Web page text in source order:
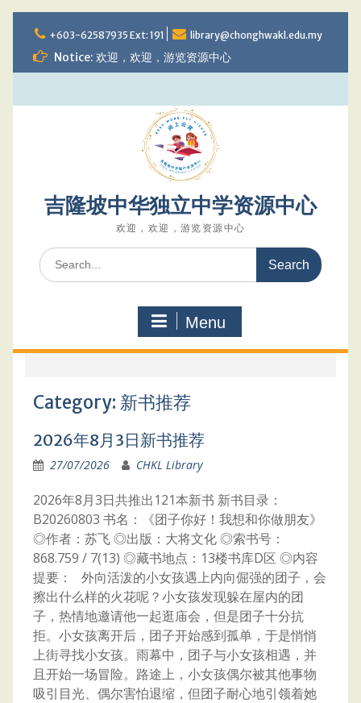
to
content
+603-62587935 Ext: 191 library@chonghwakl.edu.my
Notice: 欢迎，欢迎，游览资源中心
吉隆坡中华独立中学资源中心
欢迎，欢迎，游览资源中心
Search
for:
Menu
Category: 新书推荐
2026年8月3日新书推荐
27/07/2026 CHKL Library
2026年8月3日共推出121本新书 新书目录：
B20260803 书名：《团子你好！我想和你做朋友》
◎作者：苏飞 ◎出版：大将文化 ◎索书号：
868.759 / 7(13) ◎藏书地点：13楼书库D区 ◎内容
提要： 外向活泼的小女孩遇上内向倔强的团子，会
擦出什么样的火花呢？小女孩发现躲在屋内的团
子，热情地邀请他一起逛庙会，但是团子十分抗
拒。小女孩离开后，团子开始感到孤单，于是悄悄
上街寻找小女孩。雨幕中，团子与小女孩相遇，并
且开始一场冒险。路途上，小女孩偶尔被其他事物
吸引目光、偶尔害怕退缩，但团子耐心地引领着她